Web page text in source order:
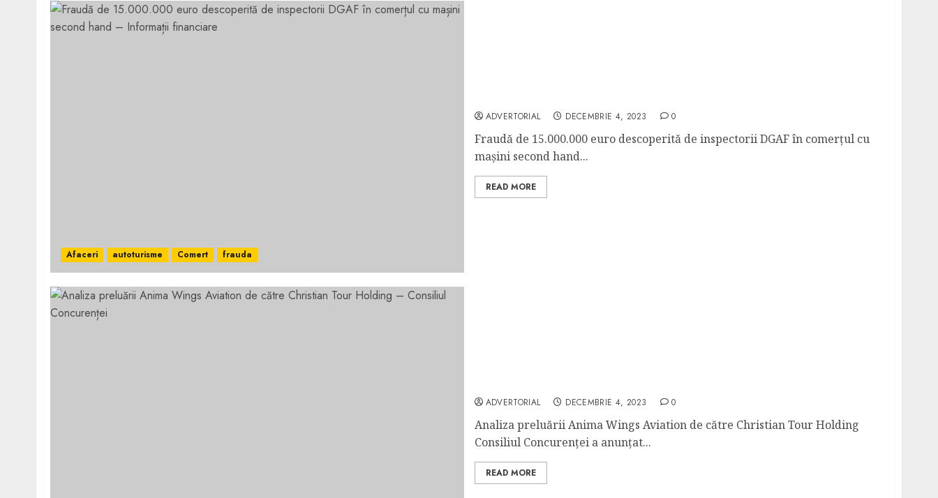
Afaceri autoturisme Comert frauda
ADVERTORIAL DECEMBRIE 4, 2023 0
Fraudă de 15.000.000 euro descoperită de inspectorii DGAF în comerțul cu
mașini second hand...
READ MORE
ADVERTORIAL DECEMBRIE 4, 2023 0
Analiza preluării Anima Wings Aviation de către Christian Tour Holding
Consiliul Concurenței a anunțat...
READ MORE